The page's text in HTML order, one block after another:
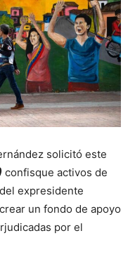
solicitó este
confisque activos de
expresidente
un fondo de apoyo
por el